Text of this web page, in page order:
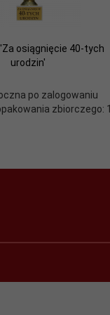
osiągnięcie 40-tych
urodzin'
po zalogowaniu
zbiorczego: 1